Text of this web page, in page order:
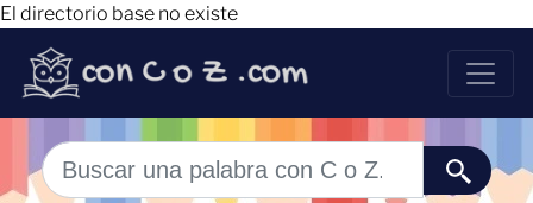
El directorio base no existe